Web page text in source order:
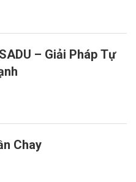
– Giải Pháp Tự
Chay